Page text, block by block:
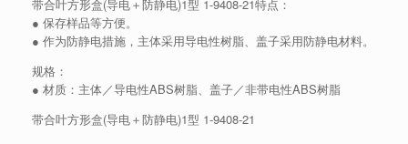
带合叶方形盒(导电＋防静电)1型 1-9408-21特点：
● 保存样品等方便。
● 作为防静电措施，主体采用导电性树脂、盖子采用防静电材料。
规格：
● 材质：主体／导电性ABS树脂、盖子／非带电性ABS树脂
带合叶方形盒(导电＋防静电)1型 1-9408-21